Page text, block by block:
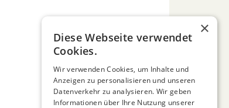
×
Diese Webseite verwendet
Cookies.
Wir verwenden Cookies, um Inhalte und
Anzeigen zu personalisieren und unseren
Datenverkehr zu analysieren. Wir geben
Informationen über Ihre Nutzung unserer